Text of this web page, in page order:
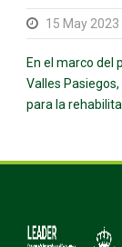
15 May 2023
En el marco del
Valles
para la